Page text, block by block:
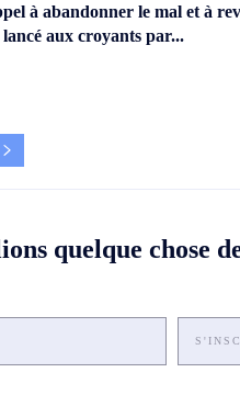
à abandonner le mal et à
lancé aux croyants par...
quelque chose